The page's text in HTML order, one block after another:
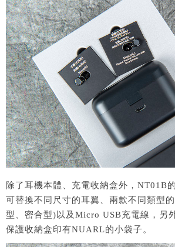
除了耳機本體、充電收納盒外，NT01B
可替換不同尺寸的耳翼、兩款不同類型
型、密合型)以及Micro USB充電線，另
保護收納盒印有NUARL的小袋子。